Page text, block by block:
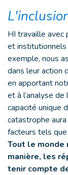
HI travaille avec
et institutionnels
exemple, nous
dans leur action
en apportant
et à l’analyse
capacité unique
catastrophe
facteurs tels que
Tout le monde
manière, les
tenir compte